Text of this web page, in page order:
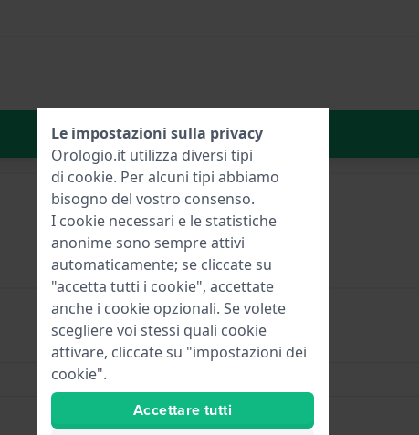
Aggiungi al carrello
Fibbia a farfalla
Acciaio inox
Le impostazioni sulla privacy
Orologio.it utilizza diversi tipi
di cookie. Per alcuni tipi abbiamo
bisogno del vostro consenso.
I cookie necessari e le statistiche
anonime sono sempre attivi
automaticamente; se cliccate su
"accetta tutti i cookie", accettate
anche i cookie opzionali. Se volete
scegliere voi stessi quali cookie
attivare, cliccate su "impostazioni dei
cookie".
Accettare tutti